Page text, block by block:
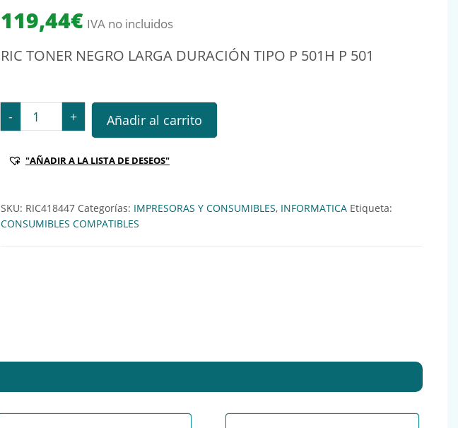
119,44€ IVA no incluidos
RIC TONER NEGRO LARGA DURACIÓN TIPO P 501H P 501
- RIC TONER NEGRO LARGA DURACIÓN TIPO P 501H P 501 cantidad
+ Añadir al carrito
"AÑADIR A LA LISTA DE DESEOS"
SKU: RIC418447 Categorías: IMPRESORAS Y CONSUMIBLES, INFORMATICA Etiqueta:
CONSUMIBLES COMPATIBLES